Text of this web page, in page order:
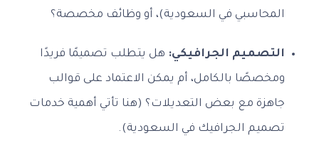
المحاسبي في السعودية)، أو وظائف مخصصة؟
التصميم الجرافيكي: هل يتطلب تصميمًا فريدًا
ومخصصًا بالكامل، أم يمكن الاعتماد على قوالب
جاهزة مع بعض التعديلات؟ (هنا تأتي أهمية خدمات
تصميم الجرافيك في السعودية).